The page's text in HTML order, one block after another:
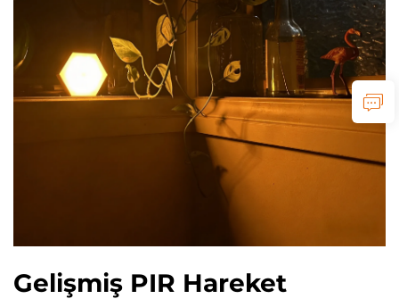
Gelişmiş PIR Hareket